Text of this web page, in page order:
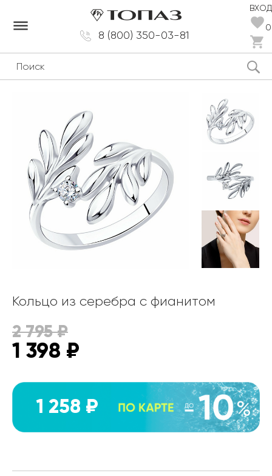
8 (800) 350-03-81
ВХОД
0
dehaze
Кольцо из серебра с фианитом
2 795₽
1 398 ₽
1 258 ₽